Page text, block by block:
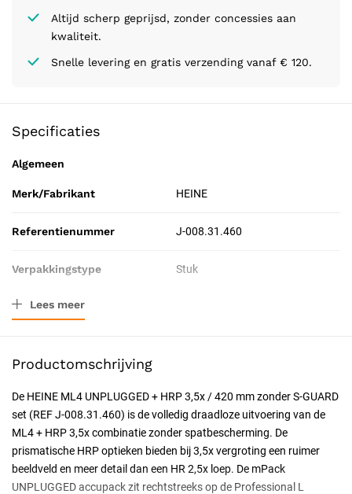
Altijd scherp geprijsd, zonder concessies aan
kwaliteit.
Snelle levering en gratis verzending vanaf € 120.
Specificaties
Algemeen
Merk/Fabrikant HEINE
Referentienummer J-008.31.460
Verpakkingstype Stuk
Resorbeerbaar (hechtdraad)
Lees meer
Productomschrijving
De HEINE ML4 UNPLUGGED + HRP 3,5x / 420 mm zonder S-GUARD
set (REF J-008.31.460) is de volledig draadloze uitvoering van de
ML4 + HRP 3,5x combinatie zonder spatbescherming. De
prismatische HRP optieken bieden bij 3,5x vergroting een ruimer
beeldveld en meer detail dan een HR 2,5x loep. De mPack
UNPLUGGED accupack zit rechtstreeks op de Professional L